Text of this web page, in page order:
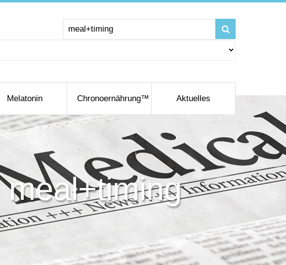
Melatonin Chronoernährung™ Aktuelles